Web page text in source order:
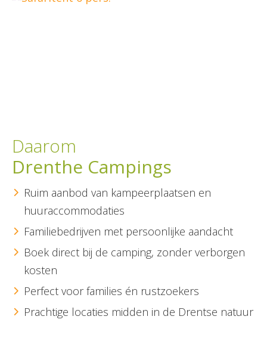
Daarom
Drenthe Campings
Ruim aanbod van kampeerplaatsen en
huuraccommodaties
Familiebedrijven met persoonlijke aandacht
Boek direct bij de camping, zonder verborgen
kosten
Perfect voor families én rustzoekers
Prachtige locaties midden in de Drentse natuur